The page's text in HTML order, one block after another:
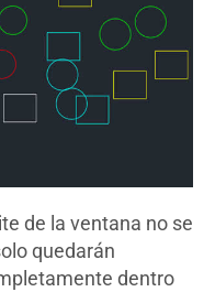
de la ventana no se
quedarán
dentro